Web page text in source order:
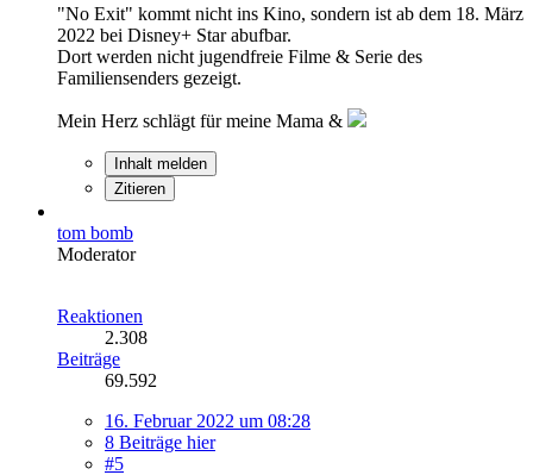
"No Exit" kommt nicht ins Kino, sondern ist ab dem 18. März
2022 bei Disney+ Star abufbar.
Dort werden nicht jugendfreie Filme & Serie des
Familiensenders gezeigt.
Mein Herz schlägt für meine Mama &
Inhalt melden
Zitieren
tom bomb
Moderator
Reaktionen
2.308
Beiträge
69.592
16. Februar 2022 um 08:28
8 Beiträge hier
#5